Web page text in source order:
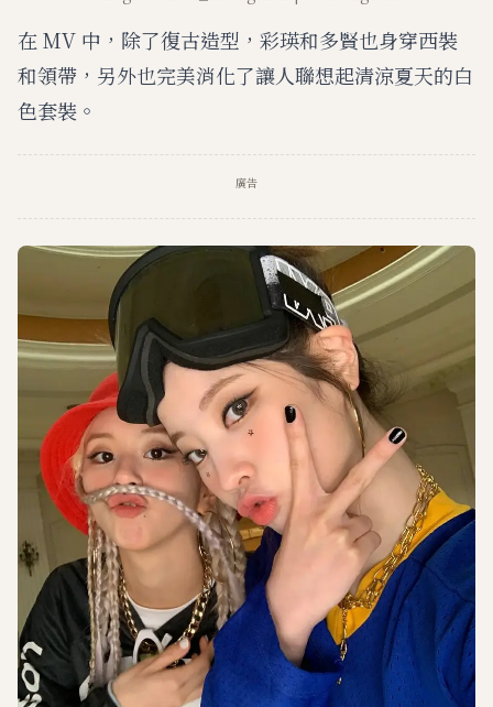
在 MV 中，除了復古造型，彩瑛和多賢也身穿西裝
和領帶，另外也完美消化了讓人聯想起清涼夏天的白
色套裝。
廣告